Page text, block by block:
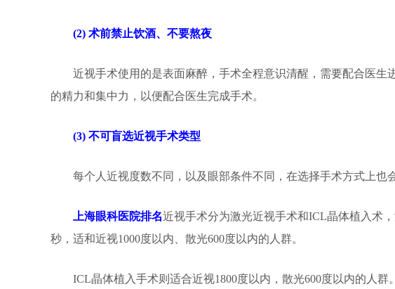
(2) 术前禁止饮酒、不要熬夜
近视手术使用的是表面麻醉，手术全程意识清醒，需要配合医生
的精力和集中力，以便配合医生完成手术。
(3) 不可盲选近视手术类型
每个人近视度数不同，以及眼部条件不同，在选择手术方式上也会
上海眼科医院排名近视手术分为激光近视手术和ICL晶体植入术
秒，适和近视1000度以内、散光600度以内的人群。
ICL晶体植入手术则适合近视1800度以内，散光600度以内的人群